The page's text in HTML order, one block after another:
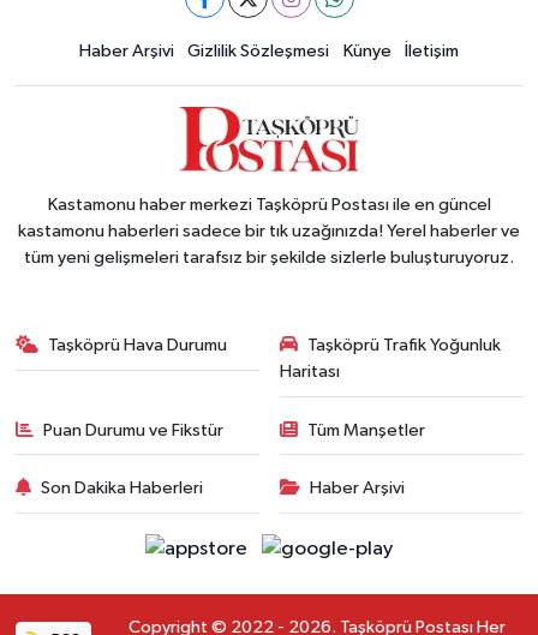
Haber Arşivi Gizlilik Sözleşmesi Künye İletişim
Kastamonu haber merkezi Taşköprü Postası ile en güncel
kastamonu haberleri sadece bir tık uzağınızda! Yerel haberler ve
tüm yeni gelişmeleri tarafsız bir şekilde sizlerle buluşturuyoruz.
Taşköprü Hava Durumu
Taşköprü Trafik Yoğunluk
Haritası
Puan Durumu ve Fikstür Tüm Manşetler
Son Dakika Haberleri Haber Arşivi
Copyright © 2022 - 2026. Taşköprü Postası Her